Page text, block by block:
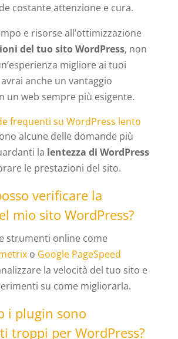
costante attenzione e cura.
e risorse all’ottimizzazione
del tuo sito WordPress, non
migliore ai tuoi
anche un vantaggio
un web sempre più esigente.
frequenti su WordPress lento
alcune delle domande più
la lentezza di WordPress
le prestazioni del sito.
verificare la
mio sito WordPress?
strumenti online come
o Google PageSpeed
la velocità del tuo sito e
su come migliorarla.
i plugin sono
troppi per WordPress?